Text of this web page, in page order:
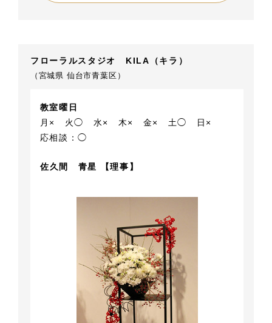
フローラルスタジオ KILA（キラ）
（宮城県 仙台市青葉区）
教室曜日
月×
火◯ 水× 木× 金× 土◯
日×
応相談：◯
佐久間 青星 【理事】